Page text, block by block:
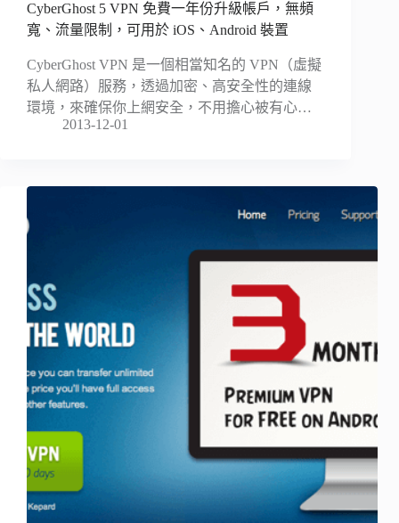
CyberGhost 5 VPN 免費一年份升級帳戶，無頻
寬、流量限制，可用於 iOS、Android 裝置
CyberGhost VPN 是一個相當知名的 VPN（虛擬
私人網路）服務，透過加密、高安全性的連線
環境，來確保你上網安全，不用擔心被有心…
2013-12-01